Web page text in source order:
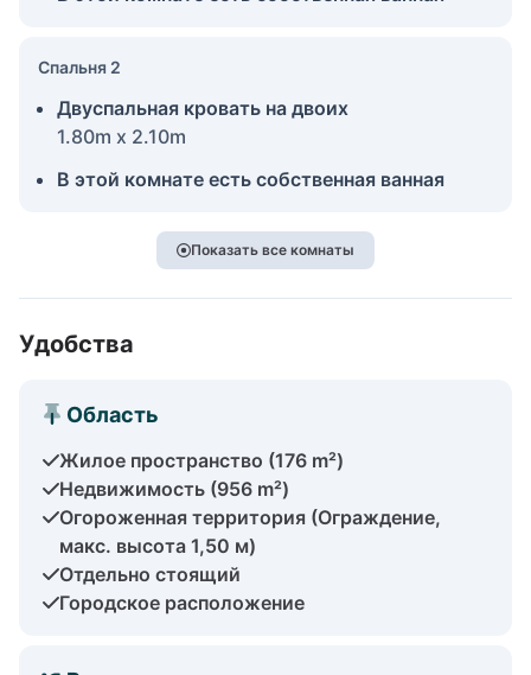
Спальня 2
Двуспальная кровать на двоих
1.80m x 2.10m
В этой комнате есть собственная ванная
Показать все комнаты
Удобства
Область
Жилое пространство (176 m²)
Недвижимость (956 m²)
Огороженная территория (Ограждение,
макс. высота 1,50 м)
Отдельно стоящий
Городское расположение